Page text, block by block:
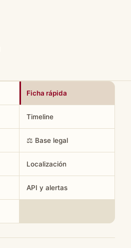
Ficha rápida
Timeline
⚖️ Base legal
Localización
API y alertas